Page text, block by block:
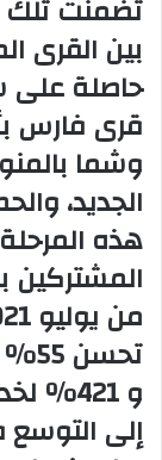
بين القرى
حاصلة على
قرى فارس
وشما
الجديد،
هذه
المشتركين
و
إلى